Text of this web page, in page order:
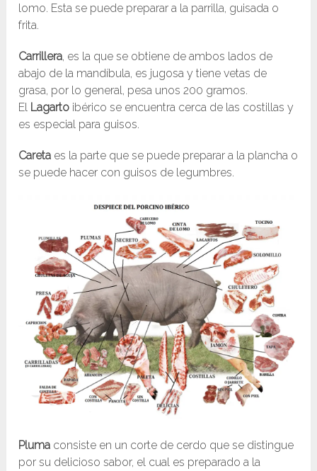
lomo. Esta se puede preparar a la parrilla, guisada o
frita.
Carrillera , es la que se obtiene de ambos lados de
abajo de la mandíbula, es jugosa y tiene vetas de
grasa, por lo general, pesa unos 200 gramos.
El Lagarto ibérico se encuentra cerca de las costillas y
es especial para guisos.
Careta es la parte que se puede preparar a la plancha o
se puede hacer con guisos de legumbres.
Pluma consiste en un corte de cerdo que se distingue
por su delicioso sabor, el cual es preparado a la